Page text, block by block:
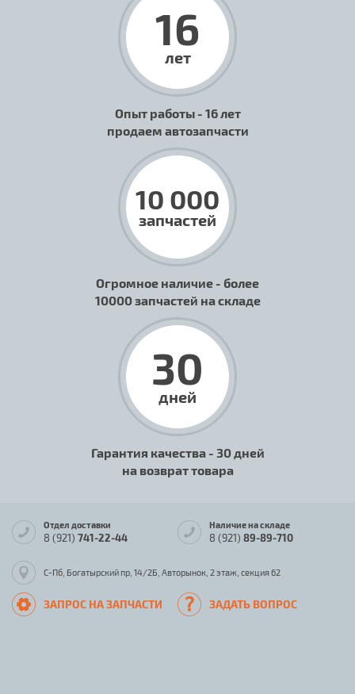
16
лет
Опыт работы - 16 лет
продаем автозапчасти
10 000
запчастей
Огромное наличие - более
10000 запчастей на складе
30
дней
Гарантия качества - 30 дней
на возврат товара
Отдел доставки
8 (921) 741-22-44
Наличие на складе
8 (921) 89-89-710
С-Пб, Богатырский пр, 14/2Б, Авторынок, 2 этаж, секция 62
ЗАПРОС НА ЗАПЧАСТИ ЗАДАТЬ ВОПРОС